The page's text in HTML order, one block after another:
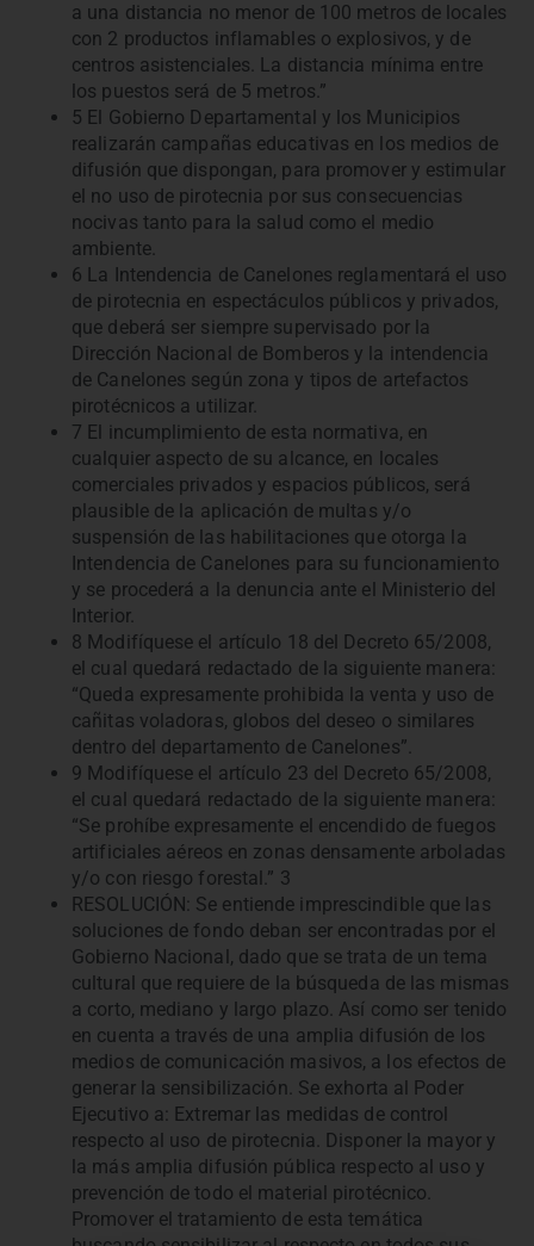
a una distancia no menor de 100 metros de locales
con 2 productos inflamables o explosivos, y de
centros asistenciales. La distancia mínima entre
los puestos será de 5 metros.”
5 El Gobierno Departamental y los Municipios
realizarán campañas educativas en los medios de
difusión que dispongan, para promover y estimular
el no uso de pirotecnia por sus consecuencias
nocivas tanto para la salud como el medio
ambiente.
6 La Intendencia de Canelones reglamentará el uso
de pirotecnia en espectáculos públicos y privados,
que deberá ser siempre supervisado por la
Dirección Nacional de Bomberos y la intendencia
de Canelones según zona y tipos de artefactos
pirotécnicos a utilizar.
7 El incumplimiento de esta normativa, en
cualquier aspecto de su alcance, en locales
comerciales privados y espacios públicos, será
plausible de la aplicación de multas y/o
suspensión de las habilitaciones que otorga la
Intendencia de Canelones para su funcionamiento
y se procederá a la denuncia ante el Ministerio del
Interior.
8 Modifíquese el artículo 18 del Decreto 65/2008,
el cual quedará redactado de la siguiente manera:
“Queda expresamente prohibida la venta y uso de
cañitas voladoras, globos del deseo o similares
dentro del departamento de Canelones”.
9 Modifíquese el artículo 23 del Decreto 65/2008,
el cual quedará redactado de la siguiente manera:
“Se prohíbe expresamente el encendido de fuegos
artificiales aéreos en zonas densamente arboladas
y/o con riesgo forestal.” 3
RESOLUCIÓN: Se entiende imprescindible que las
soluciones de fondo deban ser encontradas por el
Gobierno Nacional, dado que se trata de un tema
cultural que requiere de la búsqueda de las mismas
a corto, mediano y largo plazo. Así como ser tenido
en cuenta a través de una amplia difusión de los
medios de comunicación masivos, a los efectos de
generar la sensibilización. Se exhorta al Poder
Ejecutivo a: Extremar las medidas de control
respecto al uso de pirotecnia. Disponer la mayor y
la más amplia difusión pública respecto al uso y
prevención de todo el material pirotécnico.
Promover el tratamiento de esta temática